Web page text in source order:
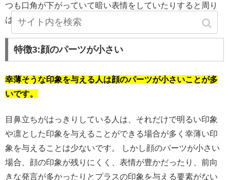
つも口角が下がっていて暗い表情をしていたりすると周り
は幸薄そうな人だと感じてしまいます。
特徴3:顔のパーツが小さい
幸薄そうな印象を与える人は顔のパーツが小さいことが多
いです。
目鼻立ちがはっきりしている人は、それだけで明るい印象
や凛とした印象を与えることができる場合が多く幸薄い印
象を与えることは少ないです。 しかし顔のパーツが小さい
場合、顔の印象が残りにくく、表情が豊かだったり、前向
きな発言が多かったりとプラスの印象を与える要素がない